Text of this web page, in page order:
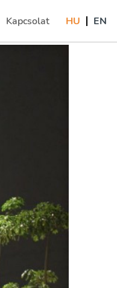
Kapcsolat HU EN